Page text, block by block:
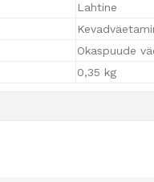
Lahtine
Okaspuude
0,35 kg